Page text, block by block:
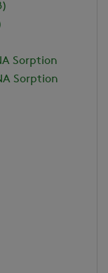
Sorption
Sorption